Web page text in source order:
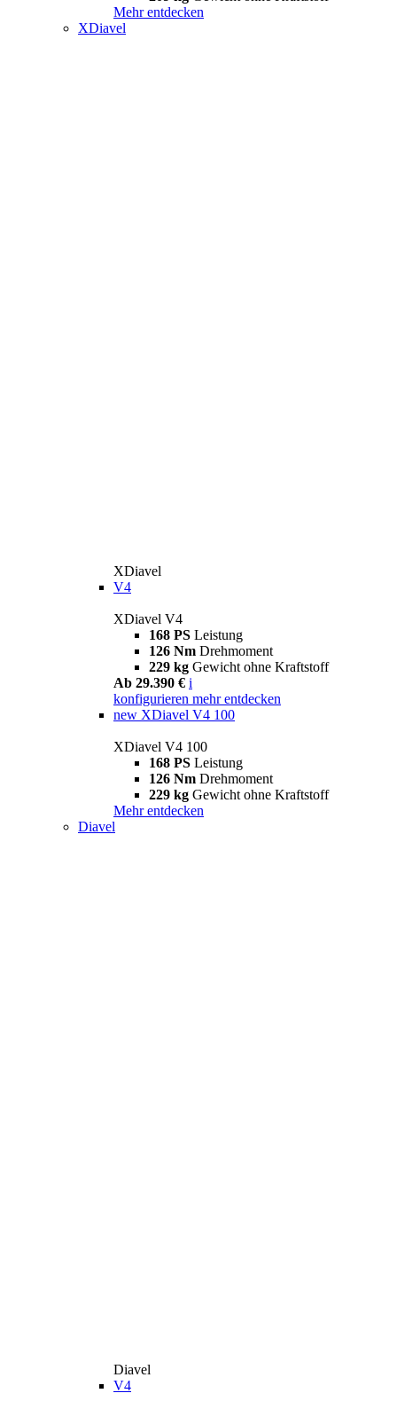
Mehr entdecken
XDiavel
XDiavel
V4
XDiavel V4
168 PS Leistung
126 Nm Drehmoment
229 kg Gewicht ohne Kraftstoff
Ab 29.390 € i
konfigurieren mehr entdecken
new XDiavel V4 100
XDiavel V4 100
168 PS Leistung
126 Nm Drehmoment
229 kg Gewicht ohne Kraftstoff
Mehr entdecken
Diavel
Diavel
V4